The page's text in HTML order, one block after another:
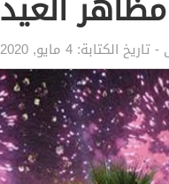
- تاريخ الكتابة: 4 مايو, 2020 8:51